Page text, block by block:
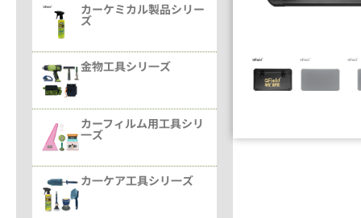
カーケミカル製品シリー
ズ
金物工具シリ一ズ
カーフィルム用工具シリ
一ズ
カ一ケア工具シリ一ズ